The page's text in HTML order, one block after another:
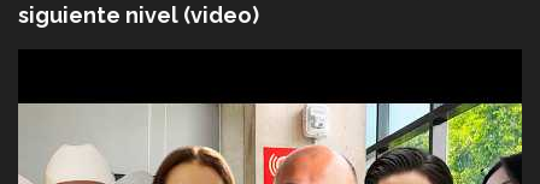
siguiente nivel (video)